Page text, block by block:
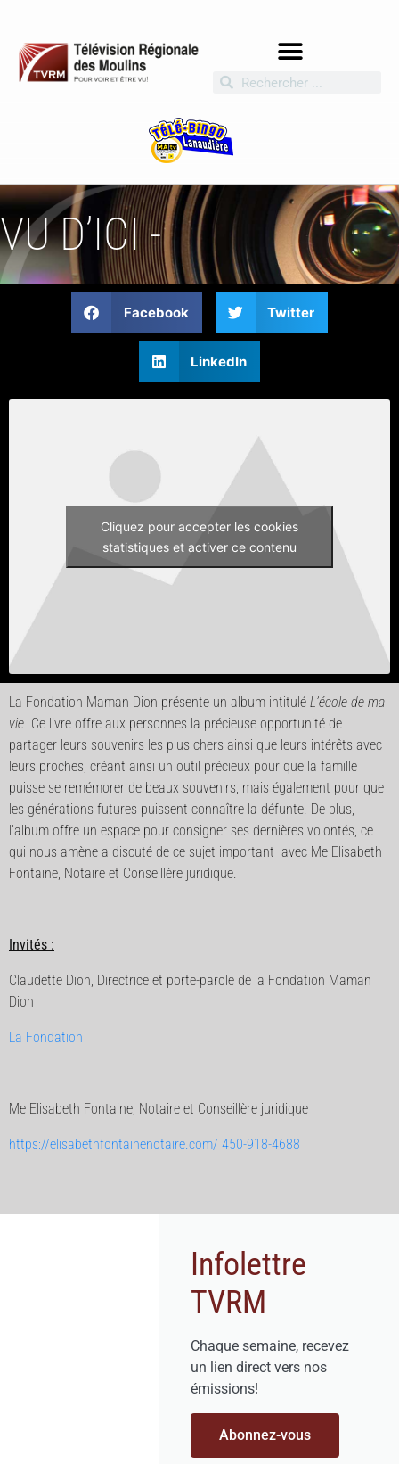
VU D’ICI -
Facebook Twitter
LinkedIn
Cliquez pour accepter les cookies
statistiques et activer ce contenu
La Fondation Maman Dion présente un album intitulé L’école de ma
vie. Ce livre offre aux personnes la précieuse opportunité de
partager leurs souvenirs les plus chers ainsi que leurs intérêts avec
leurs proches, créant ainsi un outil précieux pour que la famille
puisse se remémorer de beaux souvenirs, mais également pour que
les générations futures puissent connaître la défunte. De plus,
l’album offre un espace pour consigner ses dernières volontés, ce
qui nous amène a discuté de ce sujet important avec Me Elisabeth
Fontaine, Notaire et Conseillère juridique.
Invités :
Claudette Dion, Directrice et porte-parole de la Fondation Maman
Dion
La Fondation
Me Elisabeth Fontaine, Notaire et Conseillère juridique
https://elisabethfontainenotaire.com/ 450-918-4688
Infolettre
TVRM
Chaque semaine, recevez
un lien direct vers nos
émissions!
Abonnez-vous